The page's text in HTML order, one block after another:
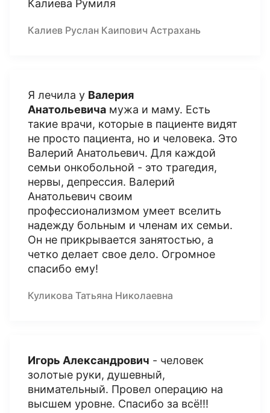
Калиева Румиля
Калиев Руслан Каипович Астрахань
Я лечила у Валерия
Анатольевича мужа и маму. Есть
такие врачи, которые в пациенте видят
не просто пациента, но и человека. Это
Валерий Анатольевич. Для каждой
семьи онкобольной - это трагедия,
нервы, депрессия. Валерий
Анатольевич своим
профессионализмом умеет вселить
надежду больным и членам их семьи.
Он не прикрывается занятостью, а
четко делает свое дело. Огромное
спасибо ему!
Куликова Татьяна Николаевна
Игорь Александрович - человек
золотые руки, душевный,
внимательный. Провел операцию на
высшем уровне. Спасибо за всё!!!